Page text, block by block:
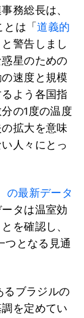
務総長は、
とは「道義的
と警告しまし
星のための
速度と規模
よう各国指
の1度の温度
拡大を意味
人々にとっ
の最新データ
タは温室効
を確認し、
つとなる見通
るブラジルの
を定めてい